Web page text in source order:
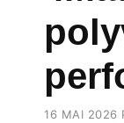
16 MAI 2026